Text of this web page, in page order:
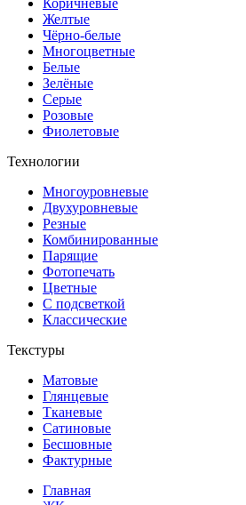
Желтые
Чёрно-белые
Многоцветные
Белые
Зелёные
Серые
Розовые
Фиолетовые
Технологии
Многоуровневые
Двухуровневые
Резные
Комбинированные
Парящие
Фотопечать
Цветные
С подсветкой
Классические
Текстуры
Матовые
Глянцевые
Тканевые
Сатиновые
Бесшовные
Фактурные
Главная